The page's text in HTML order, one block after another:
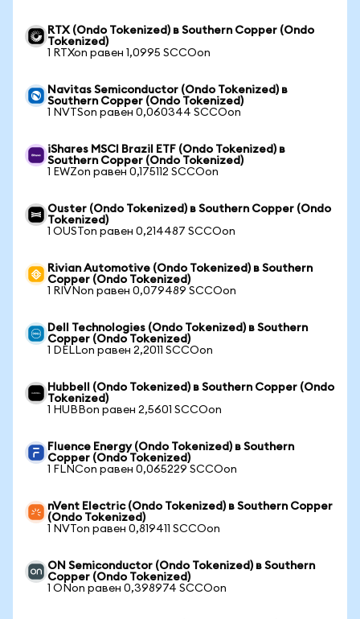
RTX (Ondo Tokenized) в Southern Copper (Ondo
Tokenized)
1 RTXon равен 1,0995 SCCOon
Navitas Semiconductor (Ondo Tokenized) в
Southern Copper (Ondo Tokenized)
1 NVTSon равен 0,060344 SCCOon
iShares MSCI Brazil ETF (Ondo Tokenized) в
Southern Copper (Ondo Tokenized)
1 EWZon равен 0,175112 SCCOon
Ouster (Ondo Tokenized) в Southern Copper (Ondo
Tokenized)
1 OUSTon равен 0,214487 SCCOon
Rivian Automotive (Ondo Tokenized) в Southern
Copper (Ondo Tokenized)
1 RIVNon равен 0,079489 SCCOon
Dell Technologies (Ondo Tokenized) в Southern
Copper (Ondo Tokenized)
1 DELLon равен 2,2011 SCCOon
Hubbell (Ondo Tokenized) в Southern Copper (Ondo
Tokenized)
1 HUBBon равен 2,5601 SCCOon
Fluence Energy (Ondo Tokenized) в Southern
Copper (Ondo Tokenized)
1 FLNCon равен 0,065229 SCCOon
nVent Electric (Ondo Tokenized) в Southern Copper
(Ondo Tokenized)
1 NVTon равен 0,819411 SCCOon
ON Semiconductor (Ondo Tokenized) в Southern
Copper (Ondo Tokenized)
1 ONon равен 0,398974 SCCOon